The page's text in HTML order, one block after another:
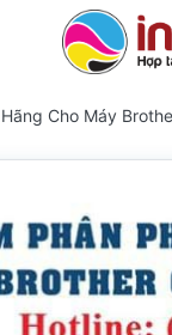
Cho Máy